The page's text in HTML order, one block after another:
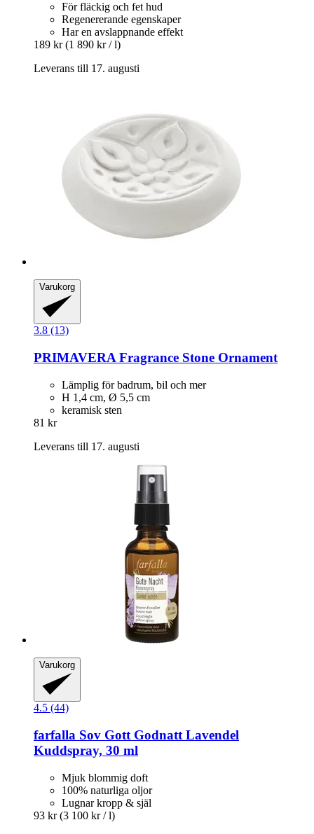
För fläckig och fet hud
Regenererande egenskaper
Har en avslappnande effekt
189 kr (1 890 kr / l)
Leverans till 17. augusti
Varukorg
3.8 (13)
PRIMAVERA Fragrance Stone Ornament
Lämplig för badrum, bil och mer
H 1,4 cm, Ø 5,5 cm
keramisk sten
81 kr
Leverans till 17. augusti
Varukorg
4.5 (44)
farfalla Sov Gott Godnatt Lavendel
Kuddspray, 30 ml
Mjuk blommig doft
100% naturliga oljor
Lugnar kropp & själ
93 kr (3 100 kr / l)